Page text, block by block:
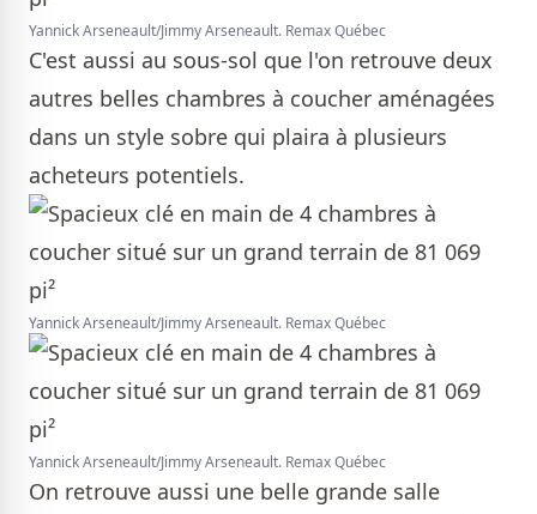
Yannick Arseneault/Jimmy Arseneault. Remax Québec
C'est aussi au sous-sol que l'on retrouve deux
autres belles chambres à coucher aménagées
dans un style sobre qui plaira à plusieurs
acheteurs potentiels.
Yannick Arseneault/Jimmy Arseneault. Remax Québec
Yannick Arseneault/Jimmy Arseneault. Remax Québec
On retrouve aussi une belle grande salle